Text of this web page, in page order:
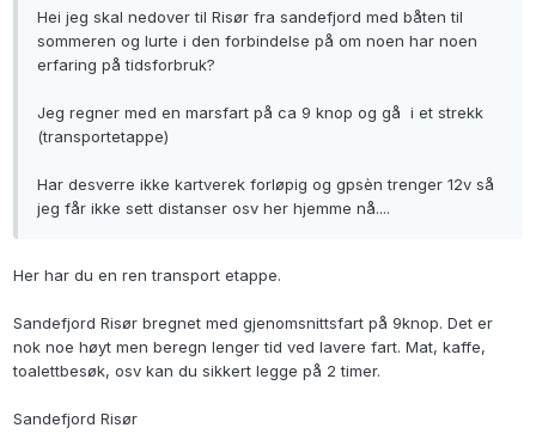
Hei jeg skal nedover til Risør fra sandefjord med båten til
sommeren og lurte i den forbindelse på om noen har noen
erfaring på tidsforbruk?
Jeg regner med en marsfart på ca 9 knop og gå i et strekk
(transportetappe)
Har desverre ikke kartverek forløpig og gpsèn trenger 12v så
jeg får ikke sett distanser osv her hjemme nå....
Her har du en ren transport etappe.
Sandefjord Risør bregnet med gjenomsnittsfart på 9knop. Det er
nok noe høyt men beregn lenger tid ved lavere fart. Mat, kaffe,
toalettbesøk, osv kan du sikkert legge på 2 timer.
Sandefjord Risør